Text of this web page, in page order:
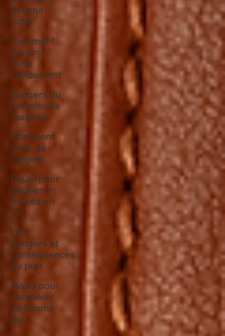
devenir
riche
Comment
devenir
riche
rapidement
dangers du
portefeuille
magique
Comment
avoir de
l'argent
Rituel pour
gagner un
procès en
jus
Les
dangers et
conséquences
du port
Rituel pour
récupérer
sa femme
qui